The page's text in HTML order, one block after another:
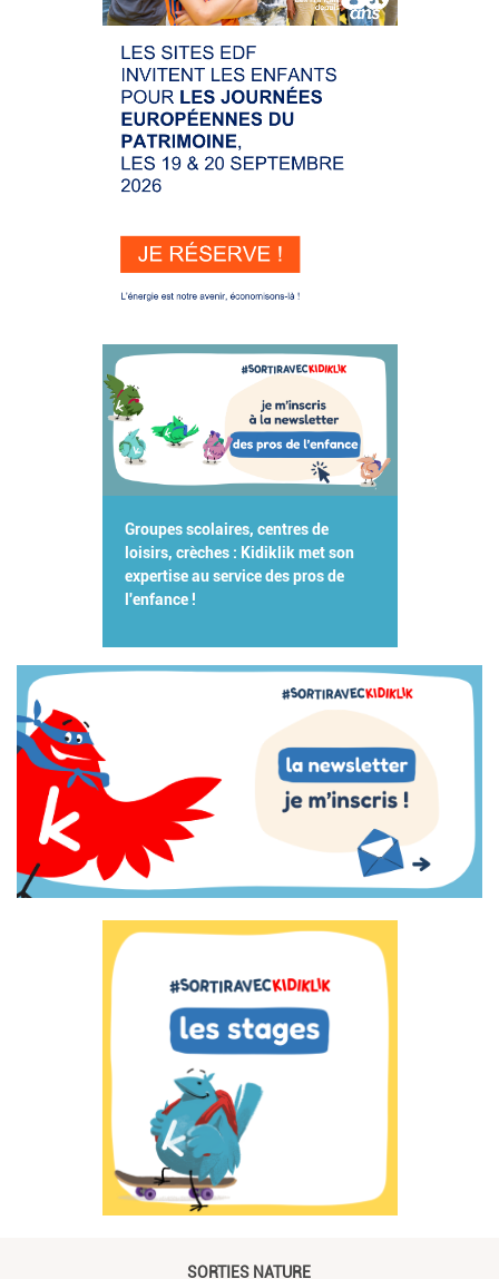
Groupes scolaires, centres de
loisirs, crèches : Kidiklik met son
expertise au service des pros de
l'enfance !
SORTIES NATURE